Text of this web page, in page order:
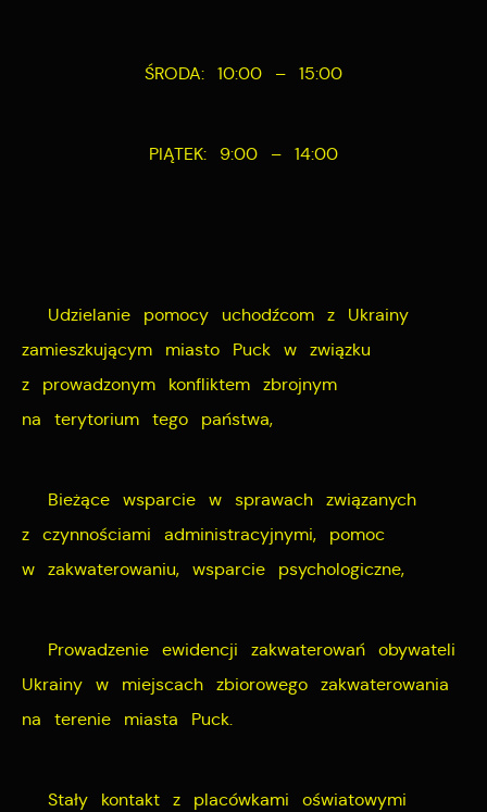
ŚRODA: 10:00 – 15:00
PIĄTEK: 9:00 – 14:00
Udzielanie pomocy uchodźcom z Ukrainy
zamieszkującym miasto Puck w związku
z prowadzonym konfliktem zbrojnym
na terytorium tego państwa,
Bieżące wsparcie w sprawach związanych
z czynnościami administracyjnymi, pomoc
w zakwaterowaniu, wsparcie psychologiczne,
Prowadzenie ewidencji zakwaterowań obywateli
Ukrainy w miejscach zbiorowego zakwaterowania
na terenie miasta Puck.
Stały kontakt z placówkami oświatowymi
społecznościowych.